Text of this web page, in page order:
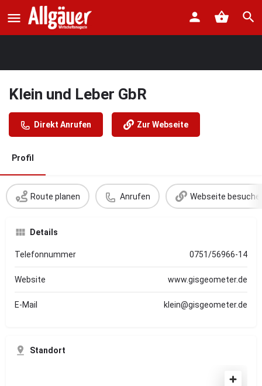
Klein und Leber GbR
Direkt Anrufen Zur Webseite
Profil
Route planen Anrufen Webseite
Details
Telefonnummer 0751/56966-14
Website www.gisgeometer.de
E-Mail klein@gisgeometer.de
Standort